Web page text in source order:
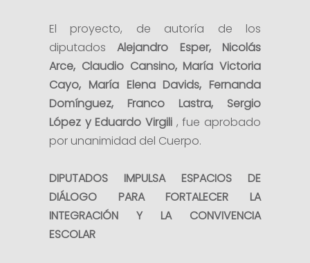
El proyecto, de autoría de los
diputadosAlejandro Esper, Nicolás
Arce, Claudio Cansino, María Victoria
Cayo, María Elena Davids, Fernanda
Domínguez, Franco Lastra, Sergio
López y Eduardo Virgili , fue aprobado
por unanimidad del Cuerpo.
DIPUTADOS IMPULSA ESPACIOS DE
DIÁLOGO PARA FORTALECER LA
INTEGRACIÓN Y LA CONVIVENCIA
ESCOLAR